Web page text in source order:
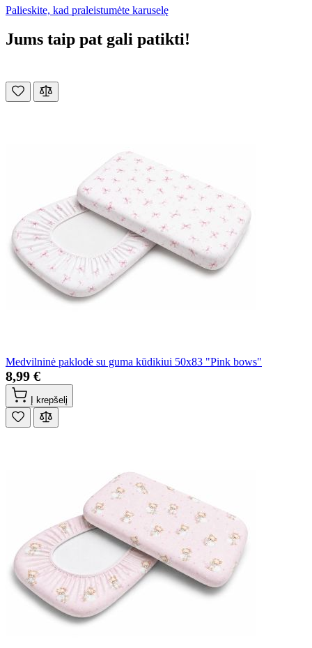
Palieskite, kad praleistumėte karuselę
Jums taip pat gali patikti!
Medvilninė paklodė su guma kūdikiui 50x83 "Pink bows"
8,99 €
Į krepšelį